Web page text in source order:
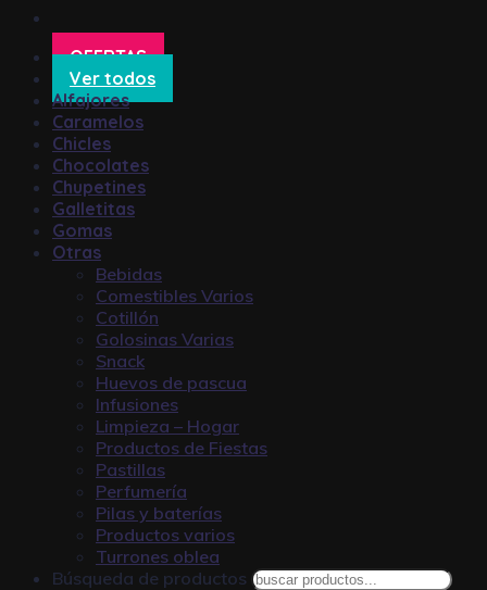
OFERTAS
Ver todos
Alfajores
Caramelos
Chicles
Chocolates
Chupetines
Galletitas
Gomas
Otras
Bebidas
Comestibles Varios
Cotillón
Golosinas Varias
Snack
Huevos de pascua
Infusiones
Limpieza – Hogar
Productos de Fiestas
Pastillas
Perfumería
Pilas y baterías
Productos varios
Turrones oblea
Búsqueda de productos